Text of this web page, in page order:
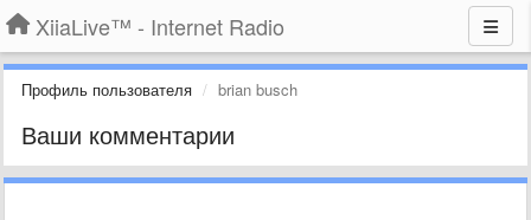
XiiaLive™ - Internet Radio
Профиль пользователя brian busch
Ваши комментарии